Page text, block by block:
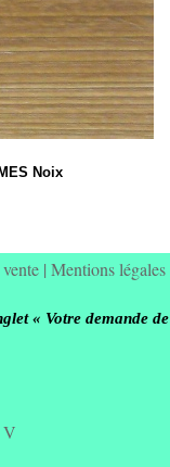
Noix
« Votre demande
| Mentions légales
V